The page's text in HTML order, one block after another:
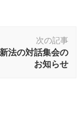
次の記事
法の対話集会の
お知らせ